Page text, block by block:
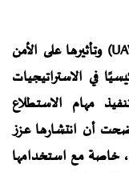
تناولت الدراسة تطور الطائرات المسيرة (UAVs) وتأثيرها على الأمن
في الاستراتيجيات
مهام الاستطلاع
أن انتشارها عزز
خاصة مع استخدامها